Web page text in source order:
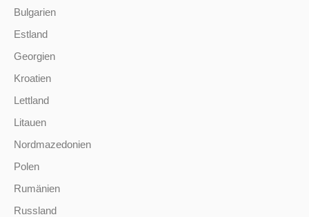
Bulgarien
Estland
Georgien
Kroatien
Lettland
Litauen
Nordmazedonien
Polen
Rumänien
Russland